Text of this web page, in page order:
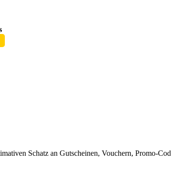
Schatz an Gutscheinen, Vouchern, Promo-